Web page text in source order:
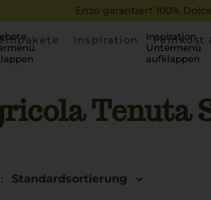
Enzo garantiert 100%
Inspiration
Inspiration
Untermenü
aufklappen
Feinkost
Tenuta
Standardsortierung